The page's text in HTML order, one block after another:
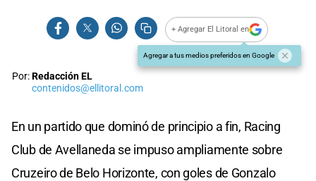
+ Agregar El Litoral en
Agregar a tus medios preferidos en Google
Por:Redacción EL
contenidos@ellitoral.com
En un partido que dominó de principio a fin, Racing
Club de Avellaneda se impuso ampliamente sobre
Cruzeiro de Belo Horizonte, con goles de Gonzalo